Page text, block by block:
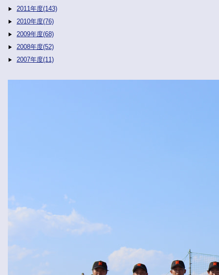
2011年度(143)
2010年度(76)
2009年度(68)
2008年度(52)
2007年度(11)